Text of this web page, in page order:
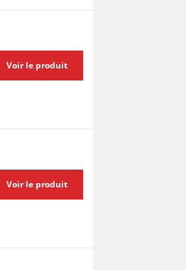
Voir le produit
Voir le produit